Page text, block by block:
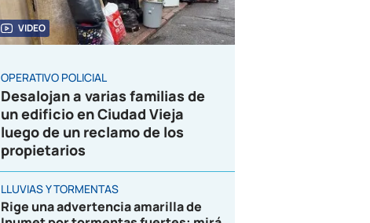
VIDEO
OPERATIVO POLICIAL
Desalojan a varias familias de
un edificio en Ciudad Vieja
luego de un reclamo de los
propietarios
LLUVIAS Y TORMENTAS
Rige una advertencia amarilla de